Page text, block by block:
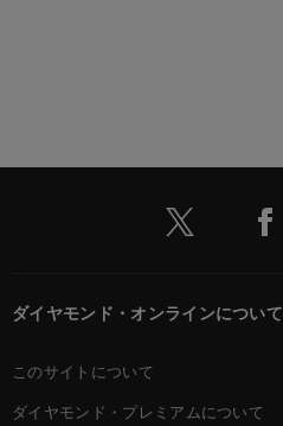
ダイヤモンド・オンラインについて
このサイトについて
ダイヤモンド・プレミアムについて